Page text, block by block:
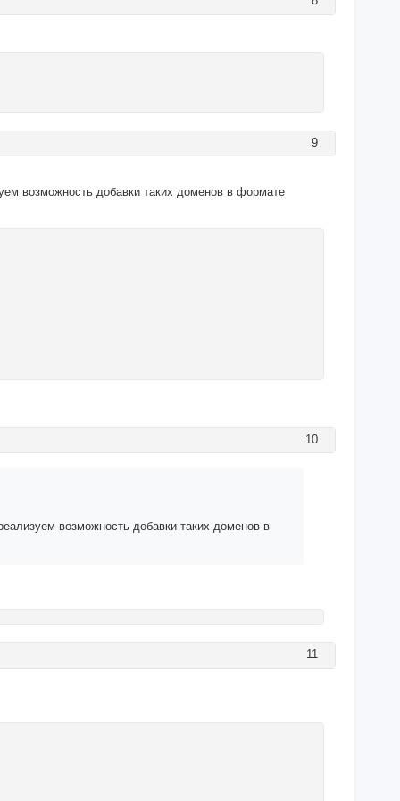
9
возможность добавки таких доменов в формате
10
возможность добавки таких доменов в
11